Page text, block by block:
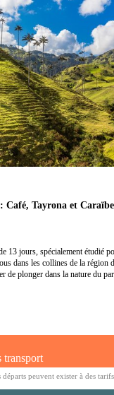
Café, Tayrona et
13 jours, spécialement étudié
dans les collines de la région
de plonger dans la nature du
transport
départs peuvent exister à des